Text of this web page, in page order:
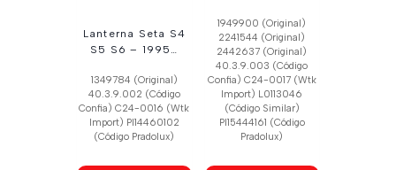
Lanterna Seta S4
S5 S6 – 1995…
1349784 (Original)
40.3.9.002 (Código
Confia) C24-0016 (Wtk
Import) Pl14460102
(Código Pradolux)
1949900 (Original)
2241544 (Original)
2442637 (Original)
40.3.9.003 (Código
Confia) C24-0017 (Wtk
Import) L0113046
(Código Similar)
Pl15444161 (Código
Pradolux)